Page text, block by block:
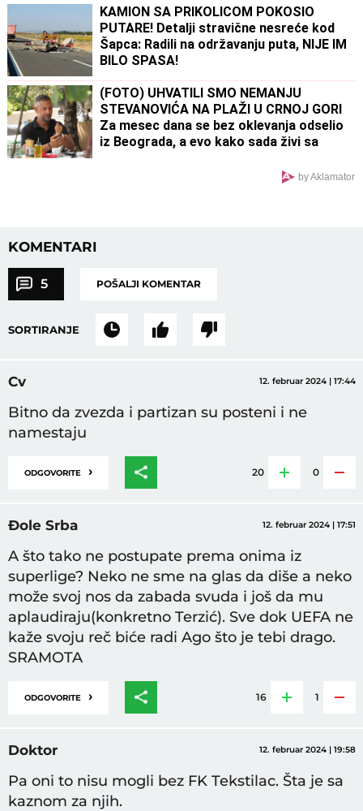
KAMION SA PRIKOLICOM POKOSIO
PUTARE! Detalji stravične nesreće kod
Šapca: Radili na održavanju puta, NIJE IM
BILO SPASA!
(FOTO) UHVATILI SMO NEMANJU
STEVANOVIĆA NA PLAŽI U CRNOJ GORI
Za mesec dana se bez oklevanja odselio
iz Beograda, a evo kako sada živi sa
by Aklamator
KOMENTARI
5 POŠALJI KOMENTAR
SORTIRANJE
Cv 12. februar 2024 | 17:44
Bitno da zvezda i partizan su posteni i ne
namestaju
ODGOVORITE › 20 0
Đole Srba 12. februar 2024 | 17:51
A što tako ne postupate prema onima iz
superlige? Neko ne sme na glas da diše a neko
može svoj nos da zabada svuda i još da mu
aplaudiraju(konkretno Terzić). Sve dok UEFA ne
kaže svoju reč biće radi Ago što je tebi drago.
SRAMOTA
ODGOVORITE › 16 1
Doktor 12. februar 2024 | 19:58
Pa oni to nisu mogli bez FK Tekstilac. Šta je sa
kaznom za njih.